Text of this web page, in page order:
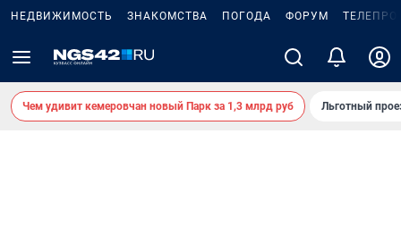
НЕДВИЖИМОСТЬ ЗНАКОМСТВА ПОГОДА ФОРУМ
Чем удивит кемеровчан новый Парк за 1,3 млрд руб Льготный